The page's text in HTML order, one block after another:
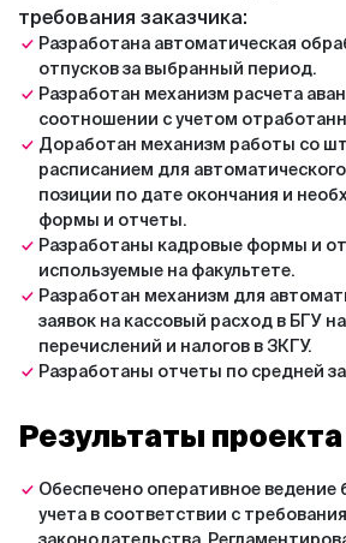
требования заказчика:
Разработана автоматическая
отпусков за выбранный период.
Разработан механизм расчета
соотношении с учетом
Доработан механизм работы со
расписанием для
позиции по дате окончания и
формы и отчеты.
Разработаны кадровые формы и
используемые на факультете.
Разработан механизм для
заявок на кассовый расход в БГУ
перечислений и налогов в ЗКГУ.
Разработаны отчеты по средней
Результаты проекта
Обеспечено оперативное ведение
учета в соответствии с